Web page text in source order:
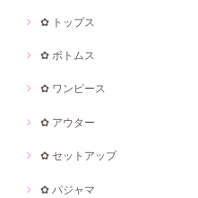
✿ トップス
✿ ボトムス
✿ ワンピース
✿ アウター
✿ セットアップ
✿ パジャマ